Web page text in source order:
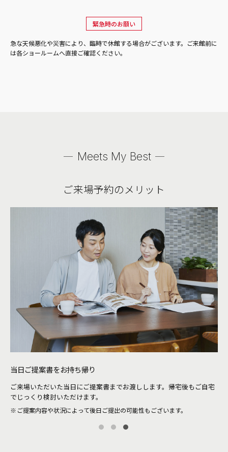
緊急時のお願い
急な天候悪化や災害により、臨時で休館する場合がございます。ご来館前に
は各ショールームへ直接ご確認ください。
Meets My Best
ご来場予約のメリット
当日ご提案書をお持ち帰り
ご来場いただいた当日にご提案書までお渡しします。帰宅後もご自宅
でじっくり検討いただけます。
ご提案内容や状況によって後日ご提出の可能性もございます。